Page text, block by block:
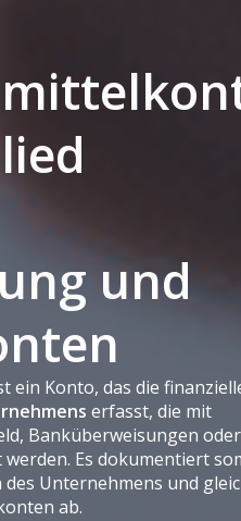
und
ein Konto, das die
erfasst, die mit
Banküberweisungen oder
Es dokumentiert
des Unternehmens und
ab.